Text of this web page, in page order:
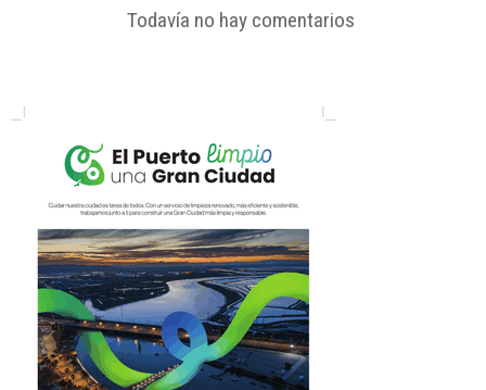
Todavía no hay comentarios